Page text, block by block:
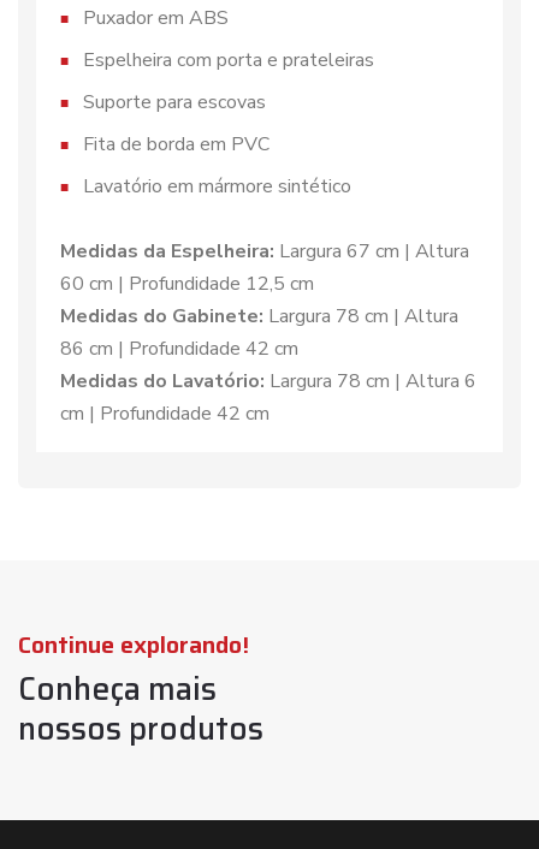
Puxador em ABS
Espelheira com porta e prateleiras
Suporte para escovas
Fita de borda em PVC
Lavatório em mármore sintético
Medidas da Espelheira: Largura 67 cm | Altura
60 cm | Profundidade 12,5 cm
Medidas do Gabinete: Largura 78 cm | Altura
86 cm | Profundidade 42 cm
Medidas do Lavatório: Largura 78 cm | Altura 6
cm | Profundidade 42 cm
Continue explorando!
Conheça mais
nossos produtos